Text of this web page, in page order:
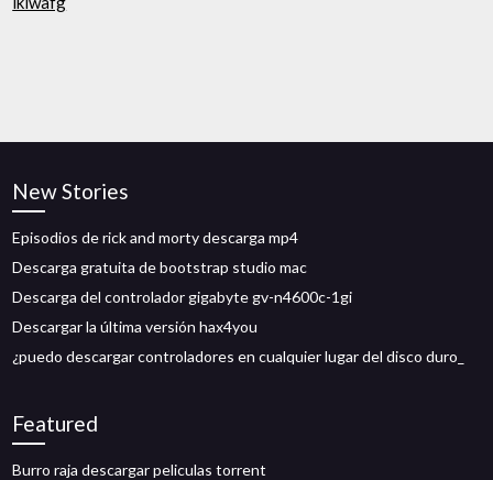
New Stories
Episodios de rick and morty descarga mp4
Descarga gratuita de bootstrap studio mac
Descarga del controlador gigabyte gv-n4600c-1gi
Descargar la última versión hax4you
¿puedo descargar controladores en cualquier lugar del disco duro_
Featured
Burro raja descargar peliculas torrent